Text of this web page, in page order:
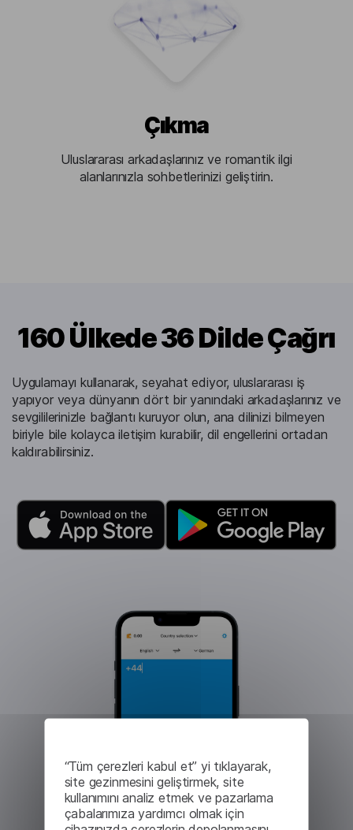
“Tüm çerezleri kabul et” yi tıklayarak,
site gezinmesini geliştirmek, site
kullanımını analiz etmek ve pazarlama
çabalarımıza yardımcı olmak için
Çıkma
Uluslararası arkadaşlarınız ve romantik ilgi
alanlarınızla sohbetlerinizi geliştirin.
160 Ülkede 36 Dilde Çağrı
Uygulamayı kullanarak, seyahat ediyor, uluslararası iş
yapıyor veya dünyanın dört bir yanındaki arkadaşlarınız ve
sevgililerinizle bağlantı kuruyor olun, ana dilinizi bilmeyen
biriyle bile kolayca iletişim kurabilir, dil engellerini ortadan
kaldırabilirsiniz.